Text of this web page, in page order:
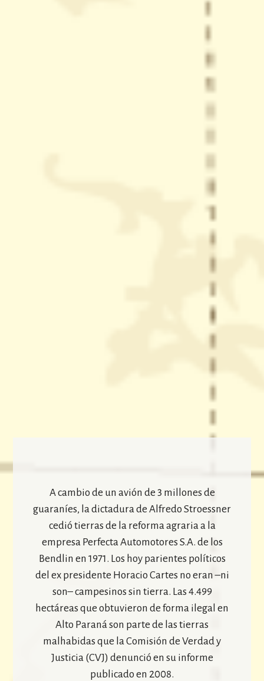
A cambio de un avión de 3 millones de
guaraníes, la dictadura de Alfredo Stroessner
cedió tierras de la reforma agraria a la
empresa Perfecta Automotores S.A. de los
Bendlin en 1971. Los hoy parientes políticos
del ex presidente Horacio Cartes no eran –ni
son– campesinos sin tierra. Las 4.499
hectáreas que obtuvieron de forma ilegal en
Alto Paraná son parte de las tierras
malhabidas que la Comisión de Verdad y
Justicia (CVJ) denunció en su informe
publicado en 2008.